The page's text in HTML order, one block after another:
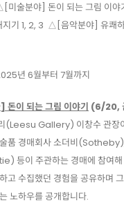
미술분야] 돈이 되는 그림 이
지기 1, 2, 3 △[음악분야] 유쾌
년 6월부터 7월까지
돈이 되는 그림 이야기 (6/20,
(Leesu Gallery) 이창수 관장
품 경매회사 소더비
등이 주관하는 경매에 참여해
고 수집했던 경험을 공유하며
노하우를 공개합니다.